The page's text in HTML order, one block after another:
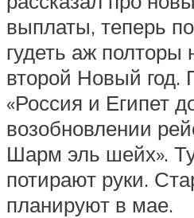
выплаты, теперь
гудеть аж полторы
второй Новый год.
«Россия и Египет
возобновлении
Шарм эль шейх».
потирают руки.
планируют в мае.